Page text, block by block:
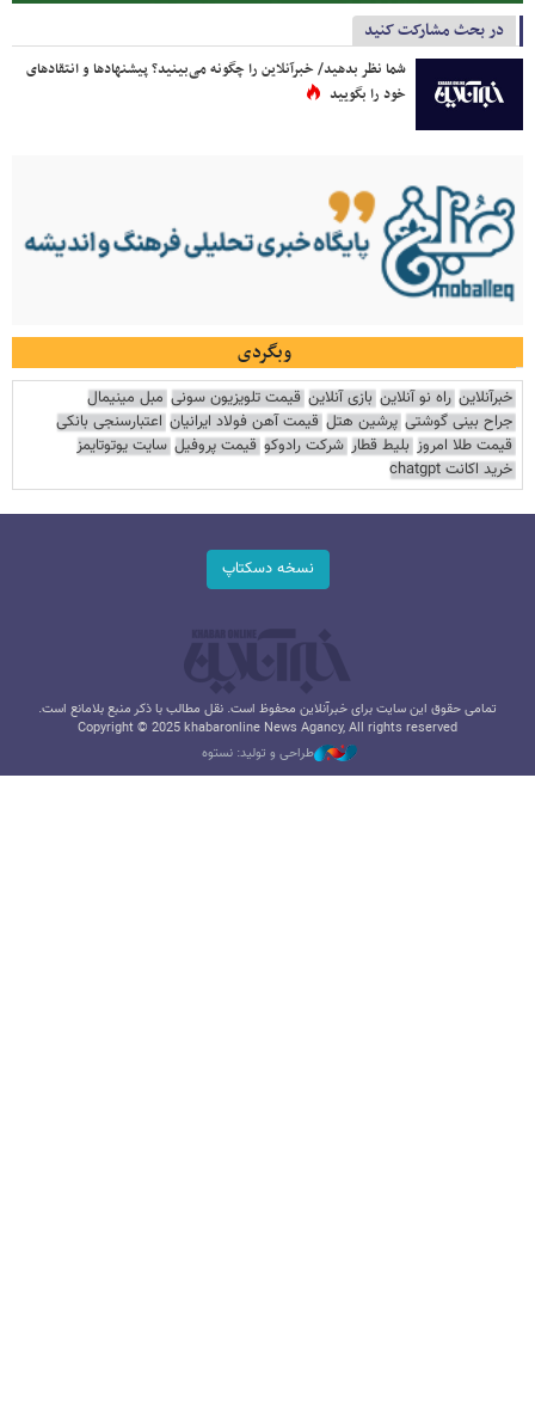
در بحث مشارکت کنید
شما نظر بدهید/ خبرآنلاین را چگونه می‌بینید؟ پیشنهادها و انتقادهای
خود را بگویید
وبگردی
خبرآنلاین راه نو آنلاین بازی آنلاین قیمت تلویزیون سونی مبل مینیمال
جراح بینی گوشتی پرشین هتل قیمت آهن فولاد ایرانیان اعتبارسنجی بانکی
قیمت طلا امروز بلیط قطار شرکت رادوکو قیمت پروفیل سایت یوتوتایمز
خرید اکانت chatgpt
نسخه دسکتاپ
تمامی حقوق این سایت برای خبرآنلاین محفوظ است. نقل مطالب با ذکر منبع بلامانع است.
Copyright © 2025 khabaronline News Agancy, All rights reserved
طراحی و تولید: نستوه